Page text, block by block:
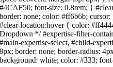
#4CAF50; font-size: 0.8rem; }
border: none; color: #ff6b6b;
#clear-location:hover { color:
Dropdown */ #expertise-filter-
#main-expertise-select, #child-
8px; border: none; border-radius:
background: white; color: #333;